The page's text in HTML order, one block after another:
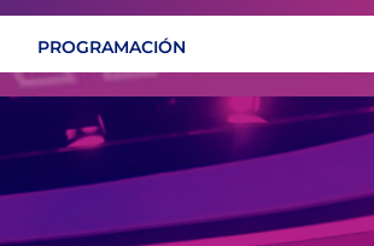
PROGRAMACIÓN